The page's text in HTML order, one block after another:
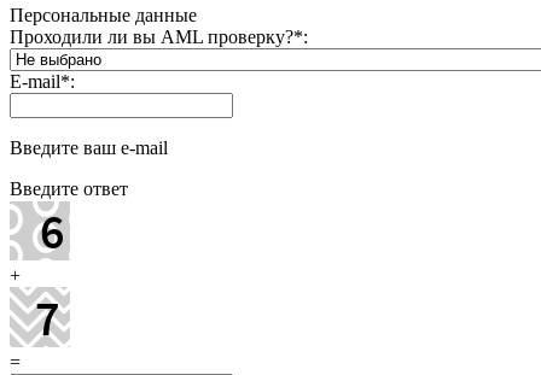
Персональные данные
Проходили ли вы AML проверку?*:
E-mail*:
Введите ваш e-mail
Введите ответ
+
=